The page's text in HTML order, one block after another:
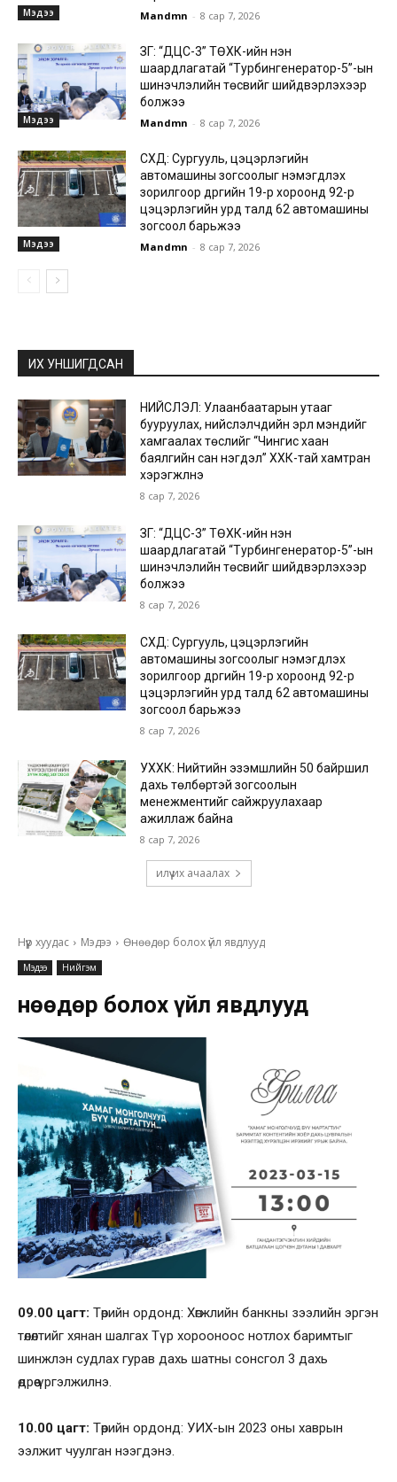
Мэдээ Mandmn - 8 сар 7, 2026
Мэдээ
ЗГ: “ДЦС-3” ТӨХК-ийн нэн
шаардлагатай “Турбингенератор-5”-ын
шинэчлэлийн төсвийг шийдвэрлэхээр
болжээ
Mandmn - 8 сар 7, 2026
Мэдээ
СХД: Сургууль, цэцэрлэгийн
автомашины зогсоолыг нэмэгдүүлэх
зорилгоор дүүргийн 19-р хороонд 92-р
цэцэрлэгийн урд талд 62 автомашины
зогсоол барьжээ
Mandmn - 8 сар 7, 2026
ИХ УНШИГДСАН
НИЙСЛЭЛ: Улаанбаатарын утааг
бууруулах, нийслэлчүүдийн эрүүл мэндийг
хамгаалах төслийг “Чингис хаан
баялгийн сан нэгдэл” ХХК-тай хамтран
хэрэгжүүлнэ
8 сар 7, 2026
ЗГ: “ДЦС-3” ТӨХК-ийн нэн
шаардлагатай “Турбингенератор-5”-ын
шинэчлэлийн төсвийг шийдвэрлэхээр
болжээ
8 сар 7, 2026
СХД: Сургууль, цэцэрлэгийн
автомашины зогсоолыг нэмэгдүүлэх
зорилгоор дүүргийн 19-р хороонд 92-р
цэцэрлэгийн урд талд 62 автомашины
зогсоол барьжээ
8 сар 7, 2026
УХХК: Нийтийн эзэмшлийн 50 байршил
дахь төлбөртэй зогсоолын
менежментийг сайжруулахаар
ажиллаж байна
8 сар 7, 2026
илүү их ачаалах